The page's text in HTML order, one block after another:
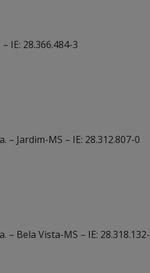
IE: 28.366.484-3
Jardim-MS – IE: 28.312.807-0
– Bela Vista-MS – IE: 28.318.132-